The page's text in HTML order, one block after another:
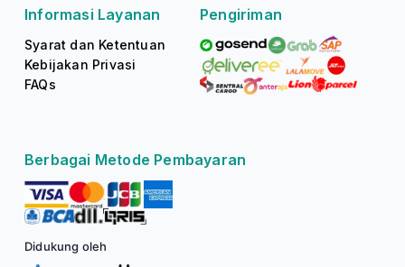
Informasi Layanan
Syarat dan Ketentuan
Kebijakan Privasi
FAQs
Pengiriman
Berbagai Metode Pembayaran
Didukung oleh